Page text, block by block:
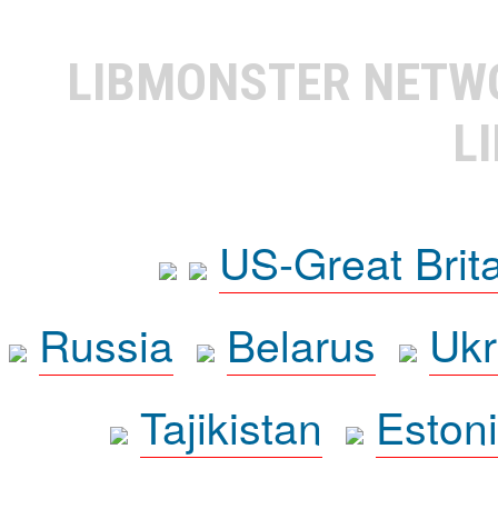
LIBMONSTER
US-Great
Russia
Belarus
Tajikistan